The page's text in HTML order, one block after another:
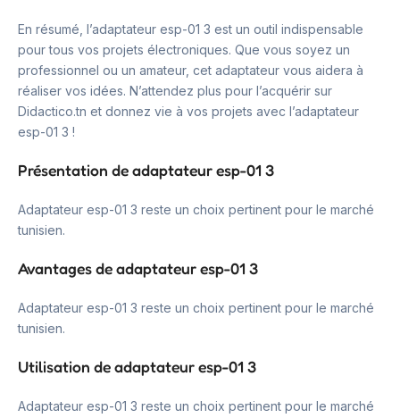
En résumé, l’adaptateur esp-01 3 est un outil indispensable
pour tous vos projets électroniques. Que vous soyez un
professionnel ou un amateur, cet adaptateur vous aidera à
réaliser vos idées. N’attendez plus pour l’acquérir sur
Didactico.tn et donnez vie à vos projets avec l’adaptateur
esp-01 3 !
Présentation de adaptateur esp-01 3
Adaptateur esp-01 3 reste un choix pertinent pour le marché
tunisien.
Avantages de adaptateur esp-01 3
Adaptateur esp-01 3 reste un choix pertinent pour le marché
tunisien.
Utilisation de adaptateur esp-01 3
Adaptateur esp-01 3 reste un choix pertinent pour le marché